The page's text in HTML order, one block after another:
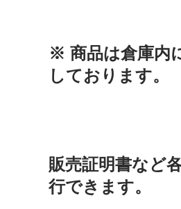
※ 商品は倉庫内
しております。
販売証明書など
行できます。